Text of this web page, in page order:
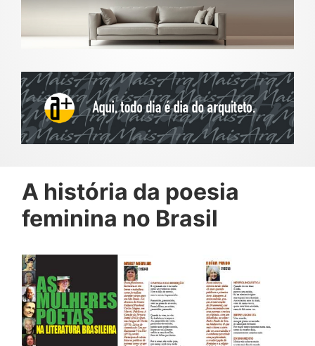
A história da poesia
feminina no Brasil